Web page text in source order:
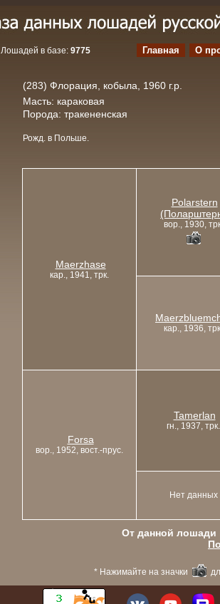
Лошадей в базе: 9775 Главная О
(283) Флорация, кобыла, 1960 г.р.
Масть: караковая
Порода: тракененская
Рожд. в Польше.
Maerzhase
кар., 1941, трк.
Polarstern
вор., 1930,
кар., 1936,
Forsa
вор., 1952, вост.-прус.
Tamerlan
гн., 1937, трк.
Нет данных
От данной лошади
* Нажимайте на значки